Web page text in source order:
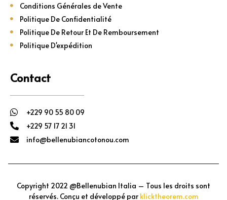
Conditions Générales de Vente
Politique De Confidentialité
Politique De Retour Et De Remboursement
Politique D'expédition
Contact
+229 90 55 80 09
+229 57 17 21 31
info@bellenubiancotonou.com
Copyright 2022 @Bellenubian Italia – Tous les droits sont
réservés. Conçu et développé par klicktheorem.com